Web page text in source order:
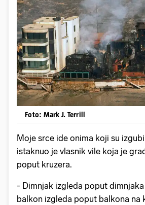
Foto: Mark J. Terrill
Moje srce ide onima koji su
istaknuo je vlasnik vile koja je
poput kruzera.
- Dimnjak izgleda poput
balkon izgleda poput balkona na